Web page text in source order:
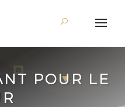
POUR LE